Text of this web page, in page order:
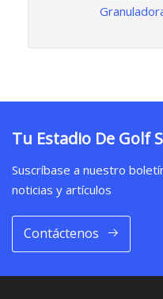
Tu Estadio De Golf
Suscríbase a nuestro
noticias y artículos
Contáctenos